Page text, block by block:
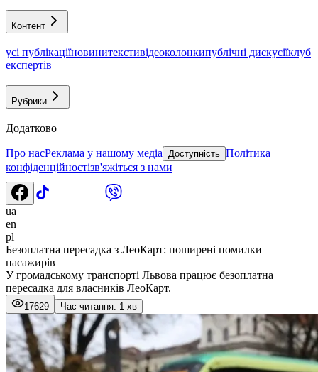
Контент
усі публікаціїновинитекстивідеоколонкипублічні дискусіїклуб
експертів
Рубрики
Додатково
Про насРеклама у нашому медіа Доступність Політика
конфіденційностізв'яжіться з нами
ua
en
pl
Безоплатна пересадка з ЛеоКарт: поширені помилки
пасажирів
У громадському транспорті Львова працює безоплатна
пересадка для власників ЛеоКарт.
17629 Час читання: 1 хв